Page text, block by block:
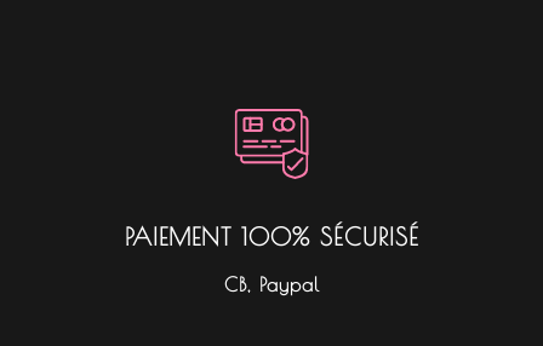
PAIEMENT 100% SÉCURISÉ
CB, Paypal